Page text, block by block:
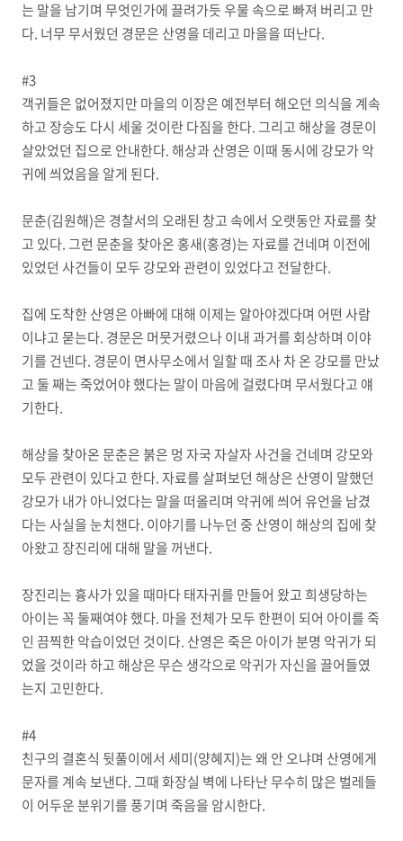
는 말을 남기며 무엇인가에 끌려가듯 우물 속으로 빠져 버리고 만
다. 너무 무서웠던 경문은 산영을 데리고 마을을 떠난다.
#3
객귀들은 없어졌지만 마을의 이장은 예전부터 해오던 의식을 계속
하고 장승도 다시 세울 것이란 다짐을 한다. 그리고 해상을 경문이
살았었던 집으로 안내한다. 해상과 산영은 이때 동시에 강모가 악
귀에 씌었음을 알게 된다.
문춘(김원해)은 경찰서의 오래된 창고 속에서 오랫동안 자료를 찾
고 있다. 그런 문춘을 찾아온 홍새(홍경)는 자료를 건네며 이전에
있었던 사건들이 모두 강모와 관련이 있었다고 전달한다.
집에 도착한 산영은 아빠에 대해 이제는 알아야겠다며 어떤 사람
이냐고 묻는다. 경문은 머뭇거렸으나 이내 과거를 회상하며 이야
기를 건넨다. 경문이 면사무소에서 일할 때 조사 차 온 강모를 만났
고 둘 째는 죽었어야 했다는 말이 마음에 걸렸다며 무서웠다고 얘
기한다.
해상을 찾아온 문춘은 붉은 멍 자국 자살자 사건을 건네며 강모와
모두 관련이 있다고 한다. 자료를 살펴보던 해상은 산영이 말했던
강모가 내가 아니었다는 말을 떠올리며 악귀에 씌어 유언을 남겼
다는 사실을 눈치챈다. 이야기를 나누던 중 산영이 해상의 집에 찾
아왔고 장진리에 대해 말을 꺼낸다.
장진리는 흉사가 있을 때마다 태자귀를 만들어 왔고 희생당하는
아이는 꼭 둘째여야 했다. 마을 전체가 모두 한편이 되어 아이를 죽
인 끔찍한 악습이었던 것이다. 산영은 죽은 아이가 분명 악귀가 되
었을 것이라 하고 해상은 무슨 생각으로 악귀가 자신을 끌어들였
는지 고민한다.
#4
친구의 결혼식 뒷풀이에서 세미(양혜지)는 왜 안 오냐며 산영에게
문자를 계속 보낸다. 그때 화장실 벽에 나타난 무수히 많은 벌레들
이 어두운 분위기를 풍기며 죽음을 암시한다.